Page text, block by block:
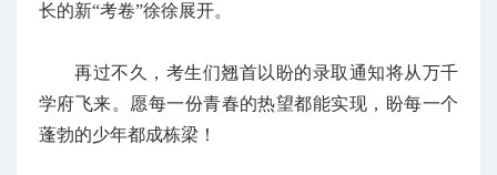
长的新“考卷”徐徐展开。
再过不久，考生们翘首以盼的录取通知将从万千
学府飞来。愿每一份青春的热望都能实现，盼每一个
蓬勃的少年都成栋梁！